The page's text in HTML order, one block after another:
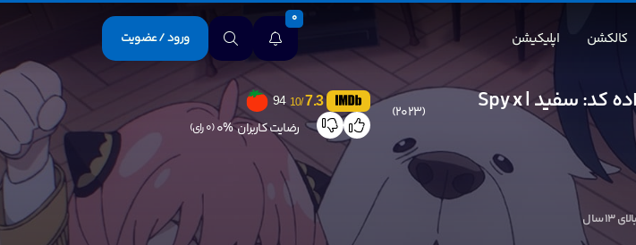
کالکشن اپلیکیشن
0
ورود / عضویت
دانلود فیلم جاسوس و خانواده کد: سفید | Spy x (2023)
بالای ۱۳ سال
7.3
/10
94
رضایت کاربران 0% (0 رای)